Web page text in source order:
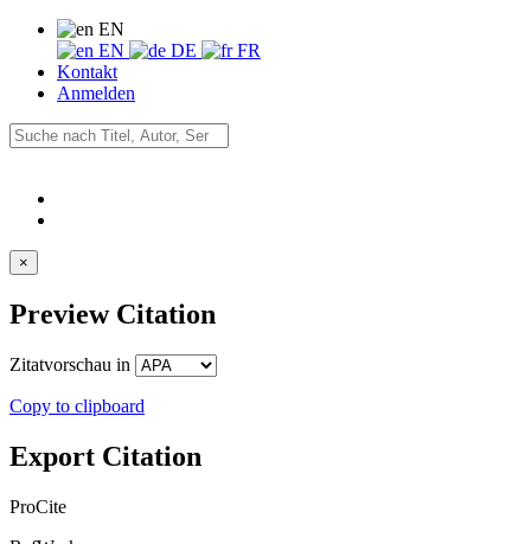
EN
EN
DE
FR
Kontakt
Anmelden
Export Citation